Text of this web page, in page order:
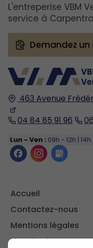
463 Avenue
04 84 85 91 96
Lun - Ven : 09h - 12h | 14h
Accueil
Contactez-nous
Mentions légales
Plan du site
L'entreperise VBM
service à
Demandez un